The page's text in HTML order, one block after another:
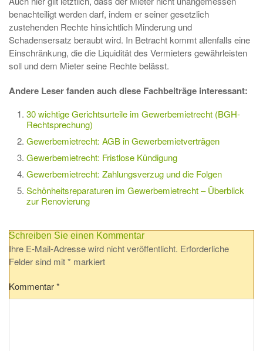
benachteiligt werden darf, indem er seiner gesetzlich
zustehenden Rechte hinsichtlich Minderung und
Schadensersatz beraubt wird. In Betracht kommt allenfalls eine
Einschränkung, die die Liquidität des Vermieters gewährleisten
soll und dem Mieter seine Rechte belässt.
Andere Leser fanden auch diese Fachbeiträge interessant:
30 wichtige Gerichtsurteile im Gewerbemietrecht (BGH-
Rechtsprechung)
Gewerbemietrecht: AGB in Gewerbemietverträgen
Gewerbemietrecht: Fristlose Kündigung
Gewerbemietrecht: Zahlungsverzug und die Folgen
Schönheitsreparaturen im Gewerbemietrecht – Überblick
zur Renovierung
Schreiben Sie einen Kommentar
Ihre E-Mail-Adresse wird nicht veröffentlicht. Erforderliche
Felder sind mit* markiert
Kommentar*